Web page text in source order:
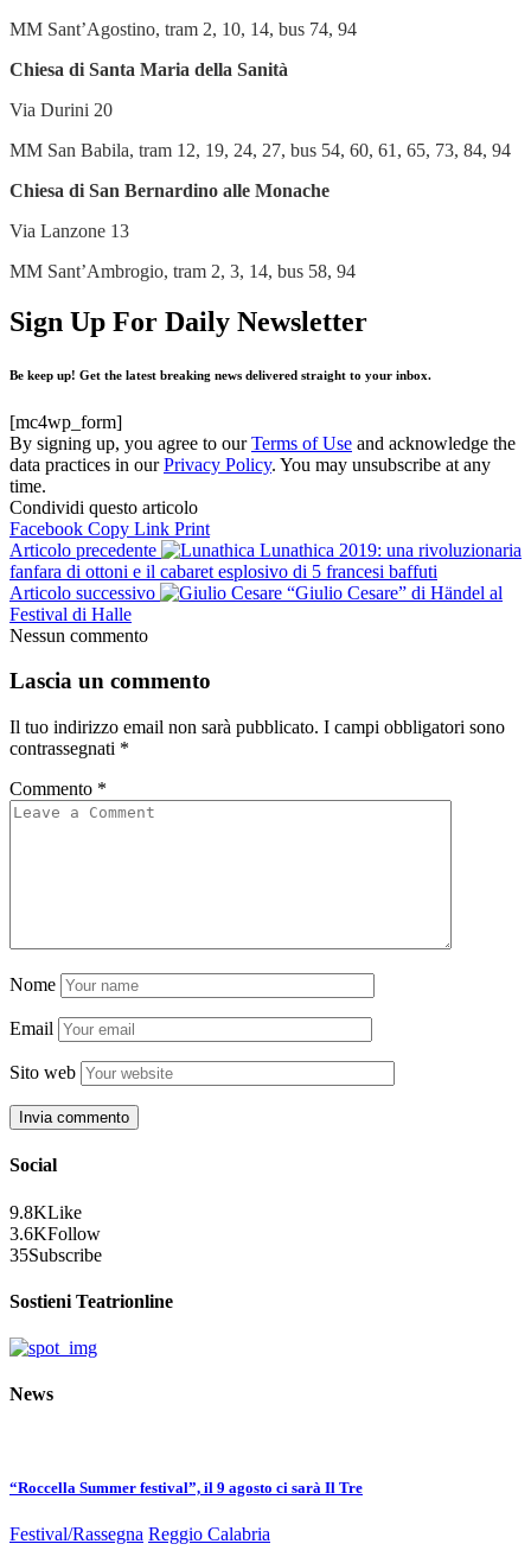
MM Sant’Agostino, tram 2, 10, 14, bus 74, 94
Chiesa di Santa Maria della Sanità
Via Durini 20
MM San Babila, tram 12, 19, 24, 27, bus 54, 60, 61, 65, 73, 84, 94
Chiesa di San Bernardino alle Monache
Via Lanzone 13
MM Sant’Ambrogio, tram 2, 3, 14, bus 58, 94
Sign Up For Daily Newsletter
Be keep up! Get the latest breaking news delivered straight to your inbox.
[mc4wp_form]
By signing up, you agree to ourTerms of Use and acknowledge the
data practices in ourPrivacy Policy. You may unsubscribe at any
time.
Condividi questo articolo
Facebook Copy Link Print
Articolo precedente
Lunathica 2019: una rivoluzionaria
fanfara di ottoni e il cabaret esplosivo di 5 francesi baffuti
Articolo successivo
“Giulio Cesare” di Händel al
Festival di Halle
Nessun commento
Lascia un commento
Il tuo indirizzo email non sarà pubblicato. I campi obbligatori sono
contrassegnati *
Commento *
Nome
Email
Sito web
Social
9.8KLike
3.6KFollow
35Subscribe
Sostieni Teatrionline
News
“Roccella Summer festival”, il 9 agosto ci sarà Il Tre
Festival/Rassegna Reggio Calabria